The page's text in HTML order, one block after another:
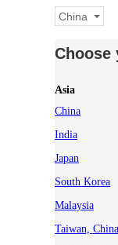
China
Choose
Asia
China
India
Japan
South Korea
Malaysia
Taiwan, China